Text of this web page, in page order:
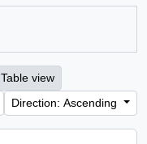
Table view
Direction: Ascending